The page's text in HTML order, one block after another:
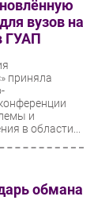
вузов на
ГУАП
приняла
и
в области...
обмана